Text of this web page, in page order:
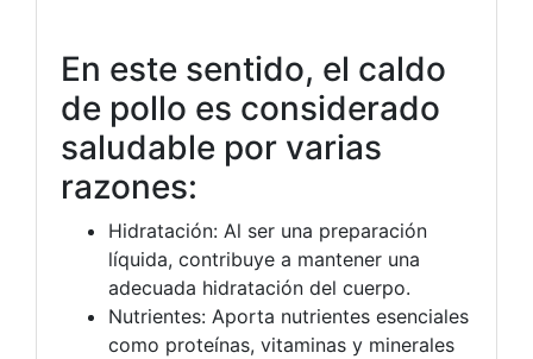
En este sentido, el caldo
de pollo es considerado
saludable por varias
razones:
Hidratación: Al ser una preparación
líquida, contribuye a mantener una
adecuada hidratación del cuerpo.
Nutrientes: Aporta nutrientes esenciales
como proteínas, vitaminas y minerales